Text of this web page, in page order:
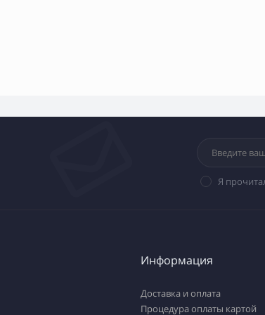
Я
Информация
Доставка и оплата
Процедура оплаты картой